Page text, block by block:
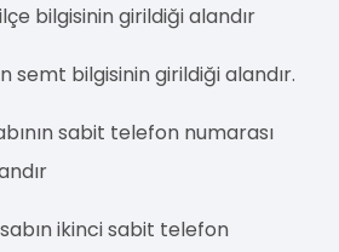
bilgisinin girildiği alandır
semt bilgisinin girildiği alandır.
sabit telefon numarası
ikinci sabit telefon